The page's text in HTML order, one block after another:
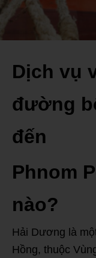
Dịch vụ
đường
đến
Phnom
nào?
Hải Dương là
Hồng, thuộc